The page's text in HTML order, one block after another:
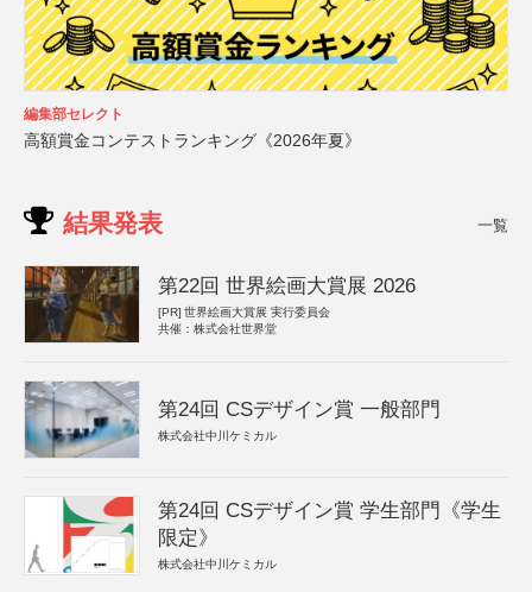
編集部セレクト
高額賞金コンテストランキング《2026年夏》
結果発表 一覧
第22回 世界絵画大賞展 2026
[PR] 世界絵画大賞展 実行委員会
共催：株式会社世界堂
第24回 CSデザイン賞 一般部門
株式会社中川ケミカル
第24回 CSデザイン賞 学生部門《学生
限定》
株式会社中川ケミカル